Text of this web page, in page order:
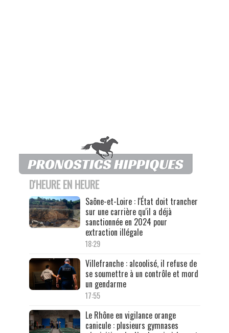
D'HEURE EN HEURE
Saône-et-Loire : l'État doit trancher
sur une carrière qu'il a déjà
sanctionnée en 2024 pour
extraction illégale
18:29
Villefranche : alcoolisé, il refuse de
se soumettre à un contrôle et mord
un gendarme
17:55
Le Rhône en vigilance orange
canicule : plusieurs gymnases